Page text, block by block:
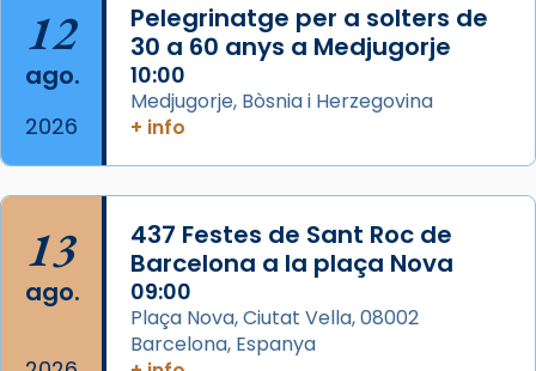
Foto
View on Facebook ·
12
ago.
2026
Pelegrinatge per a solters de
30 a 60 anys a Medjugorje
10:00
Medjugorje, Bòsnia i Herzegovina
+ info
13
ago.
437 Festes de Sant Roc de
Barcelona a la plaça Nova
09:00
Plaça Nova, Ciutat Vella, 08002
Barcelona, Espanya